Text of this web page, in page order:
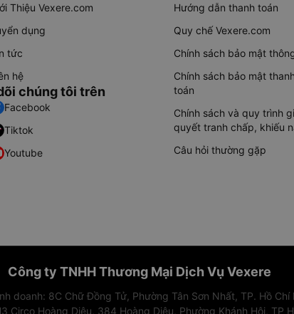
Thiệu Vexere.com
dụng
tức
hệ
chúng tôi trên
Facebook
Tiktok
Youtube
Hướng dẫn thanh toán
Quy chế Vexere.com
Chính sách bảo mật
Chính sách bảo mật thanh
toán
Chính sách và quy trình
quyết tranh chấp, khiếu
Câu hỏi thường gặp
Công ty TNHH Thương Mại Dịch Vụ Vexere
doanh: 8C Chữ Đồng Tử, Phường Tân Sơn Nhất, TP. Hồ Chí
Circo Hoàng Diệu, 384 Hoàng Diệu, Phường Khánh Hội, TP